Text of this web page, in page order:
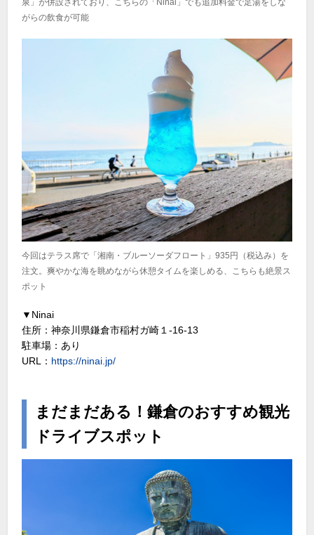
泉」が併設されており、こちらの「Ninai」でも追加料金で足湯をしな
がらの飲食が可能
今回はテラス席で「湘南・ブルーソーダフロート」935円（税込み）を
注文。爽やかな海を眺めながら休憩タイムを楽しめる、こちらも絶景ス
ポット
▼Ninai
住所：神奈川県鎌倉市稲村ガ崎１-16-13
駐車場：あり
URL： https://ninai.jp/
まだまだある！鎌倉のおすすめ観光
ドライブスポット